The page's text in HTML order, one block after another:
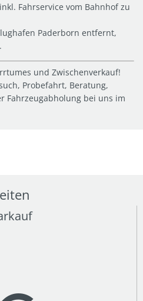
Fahrservice vom Bahnhof zu
Paderborn entfernt,
und Zwischenverkauf!
Probefahrt, Beratung,
Fahrzeugabholung bei uns im